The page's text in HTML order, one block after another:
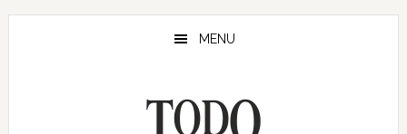
Saltar
Saltar
Saltar
MENU